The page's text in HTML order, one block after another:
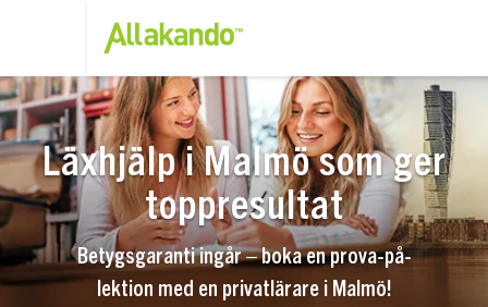
Läxhjälp i Malmö som ger
toppresultat
Betygsgaranti ingår – boka en prova-på-
lektion med en privatlärare i Malmö!